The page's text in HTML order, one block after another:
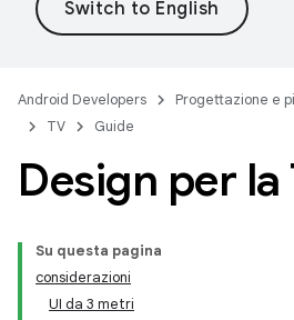
Android Developers Progettazione e
TV
Guide
Design per la
Su questa pagina
considerazioni
UI da 3 metri